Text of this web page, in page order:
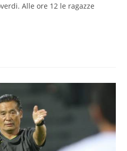
Alle ore 12 le ragazze